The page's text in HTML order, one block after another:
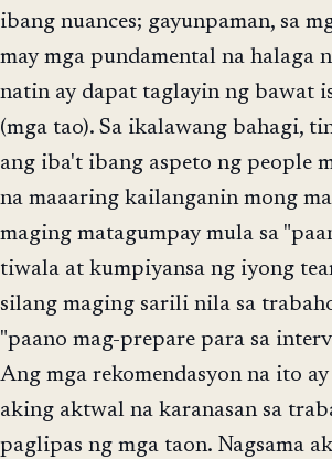
ibang nuances; gayunpaman, sa
may mga pundamental na halaga
natin ay dapat taglayin ng bawat
(mga tao). Sa ikalawang bahagi,
ang iba't ibang aspeto ng people
na maaaring kailanganin mong
maging matagumpay mula sa
tiwala at kumpiyansa ng iyong
silang maging sarili nila sa
"paano mag-prepare para sa
Ang mga rekomendasyon na ito
aking aktwal na karanasan sa
paglipas ng mga taon. Nagsama